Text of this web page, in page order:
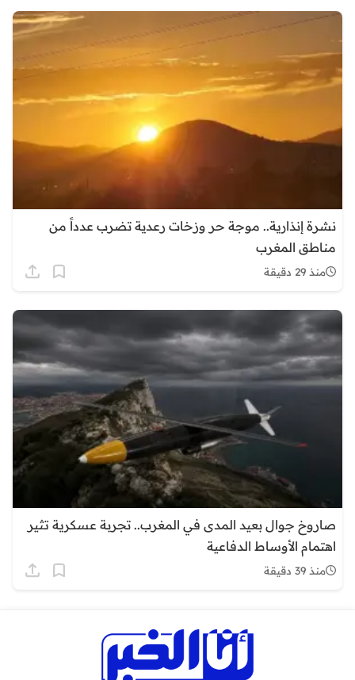
نشرة إنذارية.. موجة حر وزخات رعدية تضرب عدداً من
مناطق المغرب
منذ 29 دقيقة
صاروخ جوال بعيد المدى في المغرب.. تجربة عسكرية تثير
اهتمام الأوساط الدفاعية
منذ 39 دقيقة